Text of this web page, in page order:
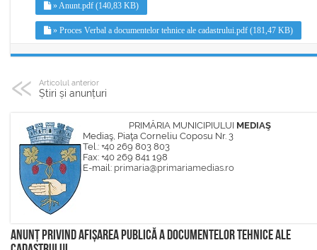
» Anunt.pdf (140,83 KB)
» Proces Verbal a documentelor tehnice ale cadastrului.pdf (181,47 KB)
Articolul anterior
Știri și anunțuri
PRIMĂRIA MUNICIPIULUI MEDIAŞ
Mediaş, Piaţa Corneliu Coposu Nr. 3
Tel.: +40 269 803 803
Fax: +40 269 841 198
E-mail: primaria@primariamedias.ro
Anunț privind afișarea publică a documentelor tehnice ale